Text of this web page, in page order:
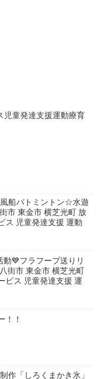
児童発達支援運動療育
船バトミントン☆水遊
市 東金市 横芝光町 放
ス 児童発達支援 運動
動💙フラフープ送りリ
街市 東金市 横芝光町
ビス 児童発達支援 運
！！
作「しろくまかき氷」